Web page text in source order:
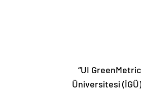
“UI
Üniversitesi